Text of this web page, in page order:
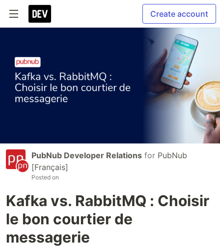
Create account
PubNub Developer Relations for PubNub
[Français]
Posted on
Kafka vs. RabbitMQ : Choisir
le bon courtier de
messagerie